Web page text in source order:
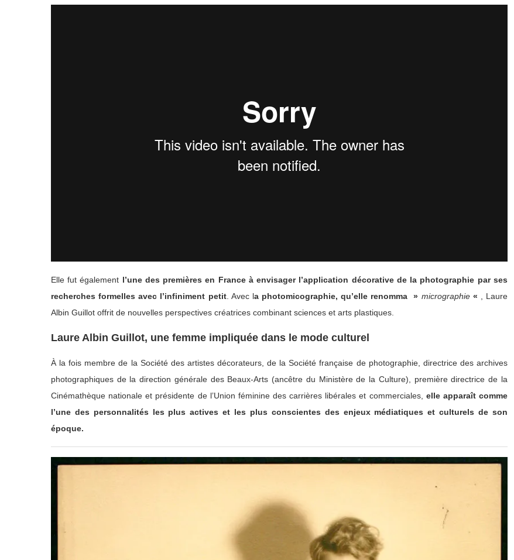
Elle fut également l’une des premières en France à envisager l’application décorative de la photographie par ses
recherches formelles avec l’infiniment petit. Avec la photomicographie, qu’elle renomma » micrographie«
, Laure
Albin Guillot offrit de nouvelles perspectives créatrices combinant sciences et arts plastiques.
Laure Albin Guillot, une femme impliquée dans le mode culturel
À la fois membre de la Société des artistes décorateurs, de la Société française de photographie, directrice des archives
photographiques de la direction générale des Beaux-Arts (ancêtre du Ministère de la Culture), première directrice de la
Cinémathèque nationale et présidente de l’Union féminine des carrières libérales et commerciales, elle apparaît comme
l’une des personnalités les plus actives et les plus conscientes des enjeux médiatiques et culturels de son
époque.